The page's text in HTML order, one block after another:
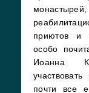
приютов и
особо
Иоанна
почти все